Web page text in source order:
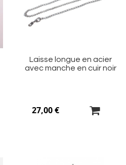
d’envie
Laisse longue en acier
avec manche en cuir noir
27,00 €